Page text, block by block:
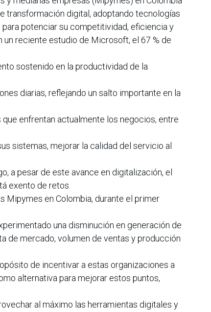
transformación digital, adoptando tecnologías
potenciar su competitividad, eficiencia y
reciente estudio de Microsoft, el 67 % de
sostenido en la productividad de la
diarias, reflejando un salto importante en la
enfrentan actualmente los negocios, entre
sistemas, mejorar la calidad del servicio al
a pesar de este avance en digitalización, el
exento de retos.
Mipymes en Colombia, durante el primer
una disminución en generación de
de mercado, volumen de ventas y producción
de incentivar a estas organizaciones a
alternativa para mejorar estos puntos,
al máximo las herramientas digitales y